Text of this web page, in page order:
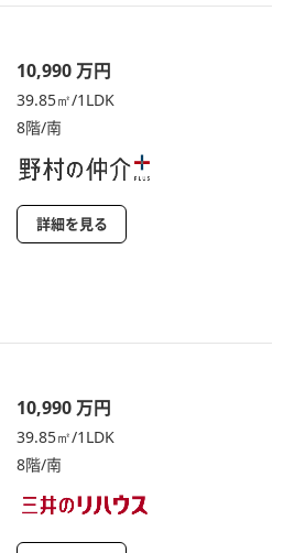
10,990 万円
39.85㎡/1LDK
8階/南
詳細を見る
10,990 万円
39.85㎡/1LDK
8階/南